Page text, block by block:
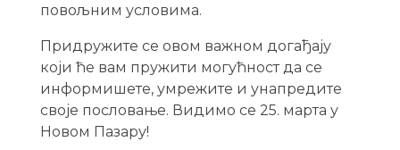
повољним условима.
Придружите се овом важном догађају
који ће вам пружити могућност да се
информишете, умрежите и унапредите
своје пословање. Видимо се 25. марта у
Новом Пазару!